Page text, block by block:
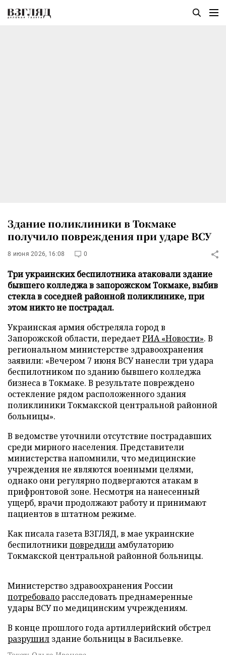
Здание поликлиники в Токмаке
получило повреждения при ударе ВСУ
8 июня 2026, 16:08 0
Три украинских беспилотника атаковали здание
бывшего колледжа в запорожском Токмаке, выбив
стекла в соседней районной поликлинике, при
этом никто не пострадал.
Украинская армия обстреляла город в
Запорожской области, передаетРИА «Новости». В
региональном министерстве здравоохранения
заявили: «Вечером 7 июня ВСУ нанесли три удара
беспилотником по зданию бывшего колледжа
бизнеса в Токмаке. В результате повреждено
остекление рядом расположенного здания
поликлиники Токмакской центральной районной
больницы».
В ведомстве уточнили отсутствие пострадавших
среди мирного населения. Представители
министерства напомнили, что медицинские
учреждения не являются военными целями,
однако они регулярно подвергаются атакам в
прифронтовой зоне. Несмотря на нанесенный
ущерб, врачи продолжают работу и принимают
пациентов в штатном режиме.
Как писала газета ВЗГЛЯД, в мае украинские
беспилотникиповредили амбулаторию
Токмакской центральной районной больницы.
Министерство здравоохранения России
потребовалорасследовать преднамеренные
удары ВСУ по медицинским учреждениям.
В конце прошлого года артиллерийский обстрел
разрушил здание больницы в Васильевке.